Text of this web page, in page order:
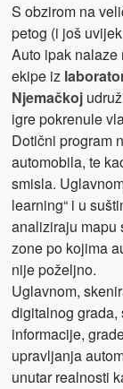
S obzirom na
petog (i još
Auto ipak nalaze
ekipe iz
Njemačkoj
igre pokrenule
Dotični program
automobila, te
smisla.
learning“ i u
analiziraju mapu
zone po kojima
nije poželjno.
Uglavnom,
digitalnog grada,
informacije,
upravljanja
unutar realnosti